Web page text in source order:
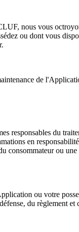
nous vous
ou dont vous
de
responsables du
en
consommateur ou
ou votre
du règlement